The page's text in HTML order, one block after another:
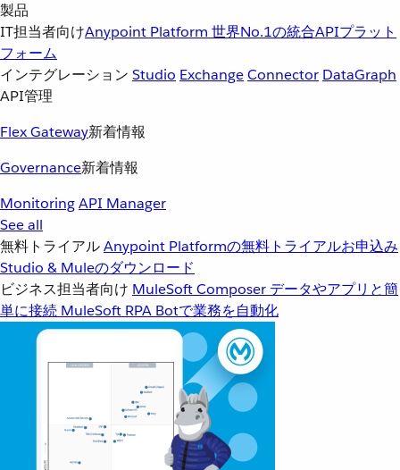
製品
IT担当者向けAnypoint Platform 世界No.1の統合APIプラット
フォーム
インテグレーション Studio ExchangeConnector DataGraph
API管理
Flex Gateway新着情報
Governance新着情報
MonitoringAPI Manager
See all
無料トライアルAnypoint Platformの無料トライアルお申込み
Studio & Muleのダウンロード
ビジネス担当者向け MuleSoft Composer データやアプリと簡
単に接続 MuleSoft RPA Botで業務を自動化